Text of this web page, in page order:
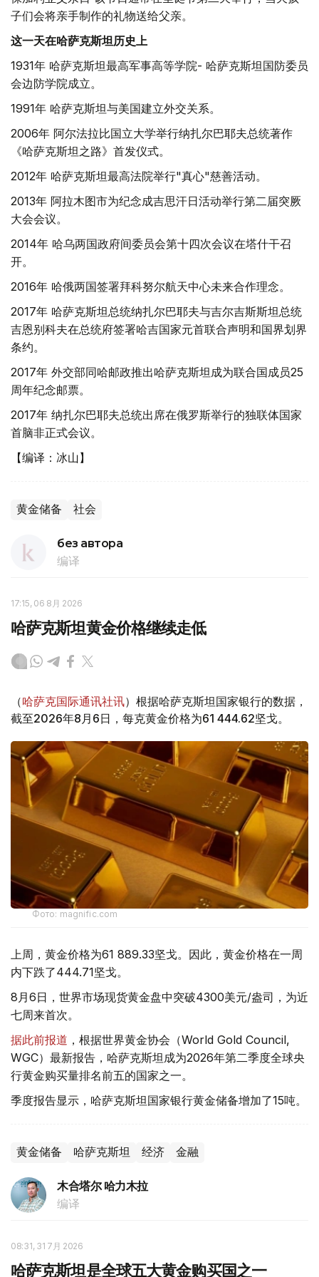
子们会将亲手制作的礼物送给父亲。
这一天在哈萨克斯坦历史上
1931年 哈萨克斯坦最高军事高等学院- 哈萨克斯坦国防委员
会边防学院成立。
1991年 哈萨克斯坦与美国建立外交关系。
2006年 阿尔法拉比国立大学举行纳扎尔巴耶夫总统著作
《哈萨克斯坦之路》首发仪式。
2012年 哈萨克斯坦最高法院举行"真心"慈善活动。
2013年 阿拉木图市为纪念成吉思汗日活动举行第二届突厥
大会会议。
2014年 哈乌两国政府间委员会第十四次会议在塔什干召
开。
2016年 哈俄两国签署拜科努尔航天中心未来合作理念。
2017年 哈萨克斯坦总统纳扎尔巴耶夫与吉尔吉斯斯坦总统
吉恩别科夫在总统府签署哈吉国家元首联合声明和国界划界
条约。
2017年 外交部同哈邮政推出哈萨克斯坦成为联合国成员25
周年纪念邮票。
2017年 纳扎尔巴耶夫总统出席在俄罗斯举行的独联体国家
首脑非正式会议。
【编译：冰山】
黄金储备 社会
без автора
编译
17:15, 06 8月 2026
哈萨克斯坦黄金价格继续走低
（哈萨克国际通讯社讯）根据哈萨克斯坦国家银行的数据，
截至2026年8月6日，每克黄金价格为61 444.62坚戈。
Фото: magnific.com
上周，黄金价格为61 889.33坚戈。因此，黄金价格在一周
内下跌了444.71坚戈。
8月6日，世界市场现货黄金盘中突破4300美元/盎司，为近
七周来首次。
据此前报道 ，根据世界黄金协会（World Gold Council,
WGC）最新报告，哈萨克斯坦成为2026年第二季度全球央
行黄金购买量排名前五的国家之一。
季度报告显示，哈萨克斯坦国家银行黄金储备增加了15吨。
黄金储备 哈萨克斯坦 经济 金融
木合塔尔 哈力木拉
编译
08:31, 31 7月 2026
哈萨克斯坦是全球五大黄金购买国之一